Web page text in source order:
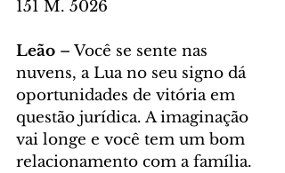
151 M. 5026
Leão – Você se sente nas
nuvens, a Lua no seu signo dá
oportunidades de vitória em
questão jurídica. A imaginação
vai longe e você tem um bom
relacionamento com a família.